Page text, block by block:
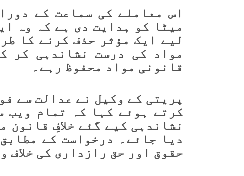
اس معاملے کی سماعت کے
میٹا کو ہدایت دی ہے کہ وہ
لیے ایک مؤثر حذف کرنے کا
مواد کی درست نشاندہی کر
قانونی مواد محفوظ رہے۔
پریتی کے وکیل نے عدالت سے
کرتے ہوئے کہا کہ تمام ویب
نشاندہی کیے گئے خلافِ قانون
دیا جائے۔ درخواست کے
حقوق اور حق رازداری کی خلاف